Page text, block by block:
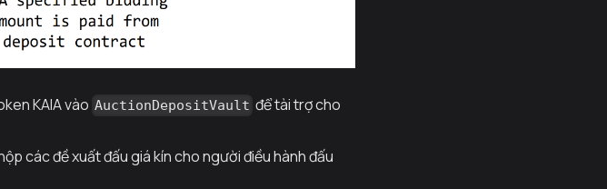
KAIA vào AuctionDepositVault để tài trợ cho
các đề xuất đấu giá kín cho người điều hành đấu